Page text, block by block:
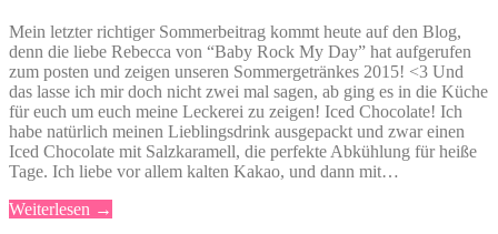
Mein letzter richtiger Sommerbeitrag kommt heute auf den Blog,
denn die liebe Rebecca von “Baby Rock My Day” hat aufgerufen
zum posten und zeigen unseren Sommergetränkes 2015! <3 Und
das lasse ich mir doch nicht zwei mal sagen, ab ging es in die Küche
für euch um euch meine Leckerei zu zeigen! Iced Chocolate! Ich
habe natürlich meinen Lieblingsdrink ausgepackt und zwar einen
Iced Chocolate mit Salzkaramell, die perfekte Abkühlung für heiße
Tage. Ich liebe vor allem kalten Kakao, und dann mit…
Weiterlesen →